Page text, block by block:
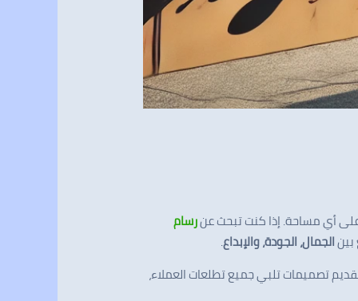
أي مساحة. إذا كنت تبحث عنرسام
بينالجمال، الجودة، والإبداع.
تصميمات تلبي جميع تطلعات العملاء،